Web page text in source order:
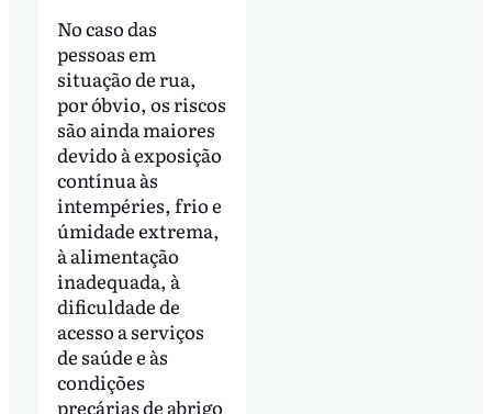
No caso das
pessoas em
situação de rua,
por óbvio, os riscos
são ainda maiores
devido à exposição
contínua às
intempéries, frio e
úmidade extrema,
à alimentação
inadequada, à
dificuldade de
acesso a serviços
de saúde e às
condições
precárias de abrigo